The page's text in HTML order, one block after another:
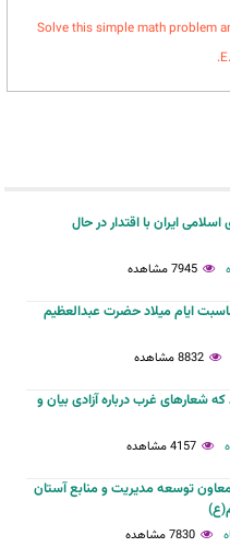
Solve this simple math problem
ایران با اقتدار در حال
7945 مشاهده
ایام میلاد حضرت عبدالعظیم
8832 مشاهده
شعارهای غرب درباره آزادی بیان و
4157 مشاهده
معاون توسعه مدیریت و منابع آستان‌
7830 مشاهده